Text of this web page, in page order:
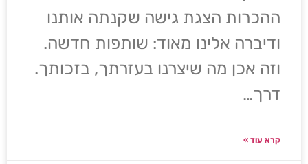
ההכרות הצגת גישה שקנתה אותנו
ודיברה אלינו מאוד: שותפות חדשה.
וזה אכן מה שיצרנו בעזרתך, בזכותך.
דרך…
קרא עוד »